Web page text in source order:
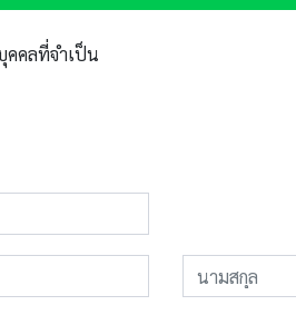
คลที่จำเป็น